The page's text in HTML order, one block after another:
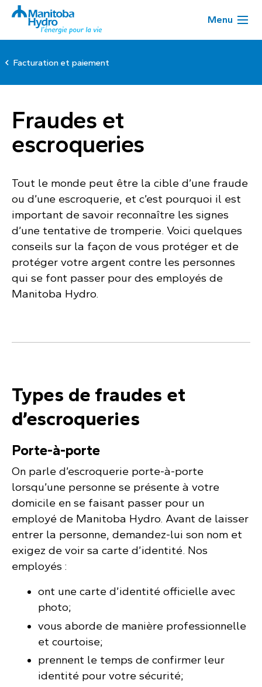
Menu
Facturation et paiement
Fraudes et
escroqueries
Tout le monde peut être la cible d’une fraude
ou d’une escroquerie, et c’est pourquoi il est
important de savoir reconnaître les signes
d’une tentative de tromperie. Voici quelques
conseils sur la façon de vous protéger et de
protéger votre argent contre les personnes
qui se font passer pour des employés de
Manitoba Hydro.
Types de fraudes et
d’escroqueries
Porte-à-porte
On parle d’escroquerie porte-à-porte
lorsqu’une personne se présente à votre
domicile en se faisant passer pour un
employé de Manitoba Hydro. Avant de laisser
entrer la personne, demandez-lui son nom et
exigez de voir sa carte d’identité. Nos
employés :
ont une carte d’identité officielle avec
photo;
vous aborde de manière professionnelle
et courtoise;
prennent le temps de confirmer leur
identité pour votre sécurité;